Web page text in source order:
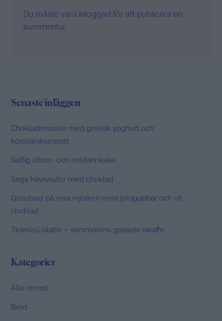
Du måste vara inloggad för att publicera en
kommentar.
Senaste inläggen
Chokladmousse med grekisk yoghurt och
körsbärskompott
Saftig citron- och nektarinkaka
Sega havrerutor med choklad
Glassbars på rosa mjölken med jordgubbar och vit
choklad
Tiramisù islatte – sommarens godaste iskaffe
Kategorier
Alla recept
Bröd